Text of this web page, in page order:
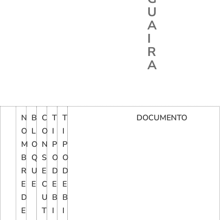
U
A
I
R
A
N
O
M
B
R
E
D
E
B
L
O
Q
U
E
C
O
N
S
E
C
U
T
T
I
P
O
D
E
B
I
T
I
P
O
D
E
B
I
DOCUMENTO